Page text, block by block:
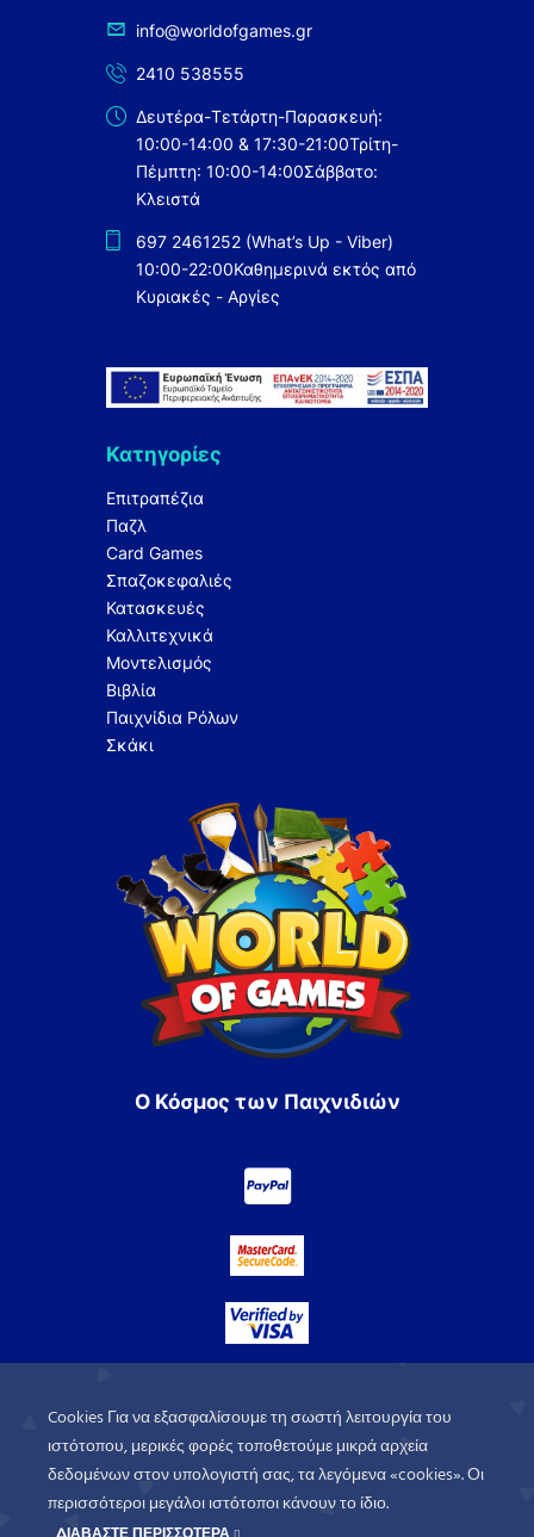
info@worldofgames.gr
2410 538555
Δευτέρα-Τετάρτη-Παρασκευή:
10:00-14:00 & 17:30-21:00Τρίτη-
Πέμπτη: 10:00-14:00Σάββατο:
Κλειστά
697 2461252 (What’s Up - Viber)
10:00-22:00Καθημερινά εκτός από
Κυριακές - Αργίες
Κατηγορίες
Επιτραπέζια
Παζλ
Card Games
Σπαζοκεφαλιές
Κατασκευές
Καλλιτεχνικά
Μοντελισμός
Βιβλία
Παιχνίδια Ρόλων
Σκάκι
Ο Κόσμος των Παιχνιδιών
Cookies Για να εξασφαλίσουμε τη σωστή λειτουργία του
ιστότοπου, μερικές φορές τοποθετούμε μικρά αρχεία
δεδομένων στον υπολογιστή σας, τα λεγόμενα «cookies». Οι
περισσότεροι μεγάλοι ιστότοποι κάνουν το ίδιο.
ΔΙΑΒΑΣΤΕ ΠΕΡΙΣΣΟΤΕΡΑ